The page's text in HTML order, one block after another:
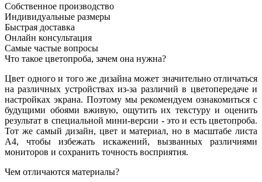
Собственное производство
Индивидуальные размеры
Быстрая доставка
Онлайн консультация
Самые частые вопросы
Что такое цветопроба, зачем она нужна?
Цвет одного и того же дизайна может значительно отличаться
на различных устройствах из-за различий в цветопередаче и
настройках экрана. Поэтому мы рекомендуем ознакомиться с
будущими обоями вживую, ощутить их текстуру и оценить
результат в специальной мини-версии - это и есть цветопроба.
Тот же самый дизайн, цвет и материал, но в масштабе листа
А4, чтобы избежать искажений, вызванных различиями
мониторов и сохранить точность восприятия.
Чем отличаются материалы?